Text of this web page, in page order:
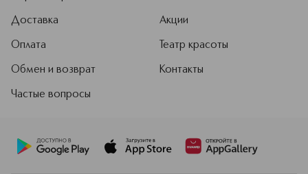
Доставка
Оплата
Обмен и возврат
Частые вопросы
Акции
Театр красоты
Контакты